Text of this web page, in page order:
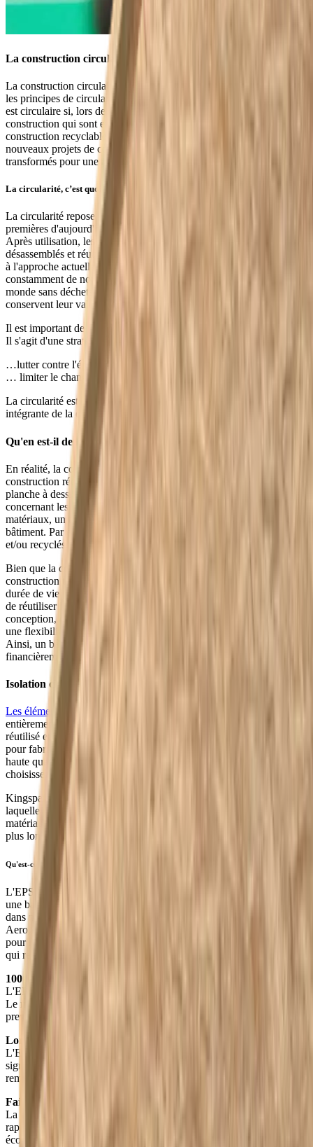
La construction circulaire, c’est quoi ?
La construction circulaire est une construction durable dans lequel
les principes de circularité sont appliqués. Par exemple, un bâtiment
est circulaire si, lors de sa construction, on utilise des matériaux de
construction qui sont en cycle fermé. Cela signifie des matériaux de
construction recyclables, qui peuvent être réutilisés dans de
nouveaux projets de construction après la démolition du bâtiment ou
transformés pour une autre utilisation.
La circularité, c’est quoi ?
La circularité repose sur le principe selon lequel les matières
premières d'aujourd'hui peuvent également être utilisées plus tard.
Après utilisation, les matériaux de construction peuvent être
désassemblés et réutilisés. C'est une façon de penser qui est opposée
à l'approche actuelle qui consiste à acheter, utiliser et jeter
constamment de nouveaux matériaux. La circularité vise à créer un
monde sans déchets. Les matières premières et les produits
conservent leur valeur.
Il est important de noter que la circularité n'est pas un objectif en soi.
Il s'agit d'une stratégie à long terme grâce à laquelle nous pouvons…
…lutter contre l'épuisement des matières premières
… limiter le changement climatique
La circularité est de plus en plus populaire et fait désormais partie
intégrante de la construction.
Qu'en est-il de la circularité dans la construction ?
En réalité, la construction circulaire a une grande influence sur la
construction réelle. Quelque chose qui commence déjà sur la
planche à dessin de l'architecte. Un architecte fait déjà des choix
concernant les matériaux dès la conception. Avec ces choix de
matériaux, un architecte peut déjà déterminer la circularité d'un
bâtiment. Par exemple, en prescrivant des matériaux réutilisables
et/ou recyclés.
Bien que la construction circulaire semble plus coûteuse que la
construction traditionnelle, cela est largement compensé par une
durée de vie plus longue, des coûts d'entretien réduits et la possibilité
de réutiliser les matériaux. Cela est dû au fait que, lors de la
conception, des matériaux robustes, nécessitant peu d'entretien, et
une flexibilité pour de futures adaptations sont au cœur du projet.
Ainsi, un bâtiment circulaire finit par se rentabiliser à la fois
financièrement et sur le plan environnemental.
Isolation circulaire de la toiture avec éléments de toiture
Les éléments de toiture Unidek Aero
entièrement recyclables. Le noyau EPS peut être entièrement
réutilisé et/ou recyclé. Ce matière première peut ensuite être utilisée
pour fabriquer de nouveaux matériaux de construction circulaires de
haute qualité. Avec les éléments de toiture Kingspan Unidek, vous
choisissez l'isolation circulaire !
Kingspan Unidek a choisi de répéter la chaîne de qualité dans
laquelle nous concevons et fabriquons des produits avec des
matériaux qui peuvent offrir les meilleures performances possibles le
plus longtemps possible. Même après la réutilisation.
Qu'est-ce qui rend l'EPS (Platinum) circulaire ?
L'EPS a la particularité d'être réutilisable de manière infinie. C'est
une base idéale pour la circularité. En intégrant l'EPS (Platinum)
dans nos solutions d'isolation, comme les éléments de toiture Unidek
Aero, Kingspan Unidek prend la tête de l'industrie de la construction
pour réaliser un processus complètement circulaire. Mais qu'est-ce
qui rend l'EPS circulaire ?
100 % recyclable
L'EPS (platinum) peut être entièrement recyclé sans perte de qualité.
Le matériau est broyé mécaniquement et réutilisé comme matière
première pour de nouveaux produits en EPS.
Longue durée de vie
L'EPS a une durée de vie de plus de 50 ans sans dégradation
significative de la valeur d'isolation. Cela réduit la nécessité de
remplacements fréquents.
Faible consommation d'énergie lors de la production
La production de l'EPS nécessite relativement peu d'énergie par
rapport à d'autres matériaux d'isolation, ce qui réduit l'empreinte
écologique.